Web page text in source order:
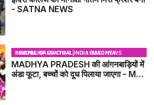
- SATNA NEWS
BHOPAL SAMACHAR | NO 1 HINDI NEWS PORTAL OF CENTRAL INDIA (MADHYA PRADESH)
MADHYA PRADESH की आंगनबाड़ियों में
अंडा फूटा, बच्चों को दूध पिलाया जाएगा - MP